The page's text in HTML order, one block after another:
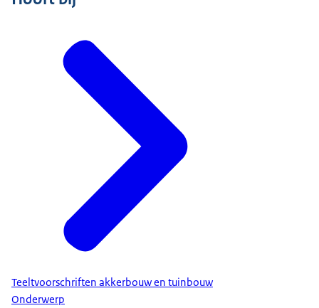
Teeltvoorschriften akkerbouw en tuinbouw
Onderwerp